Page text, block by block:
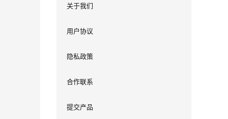
关于我们
用户协议
隐私政策
合作联系
提交产品